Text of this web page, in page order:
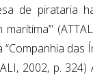
de pirataria
marítima’”
“Companhia
2002, p.